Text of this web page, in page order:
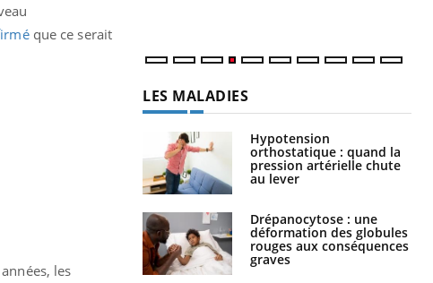
que ce serait
les
LES MALADIES
Hypotension
orthostatique : quand la
pression artérielle chute
au lever
Drépanocytose : une
déformation des globules
rouges aux conséquences
graves